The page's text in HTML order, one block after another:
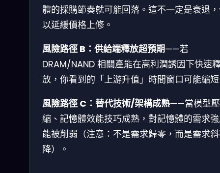
體的採購節奏就可能回落。這不一定是衰退
以延緩價格上修。
風險路徑 B：供給端釋放超預期——若
DRAM/NAND 相關產能在高利潤誘因下快速
放，你看到的「上游升值」時間窗口可能縮
風險路徑 C：替代技術/架構成熟——當模型壓
縮、記憶體效能技巧成熟，對記憶體的需求
能被削弱（注意：不是需求歸零，而是需求
降）。